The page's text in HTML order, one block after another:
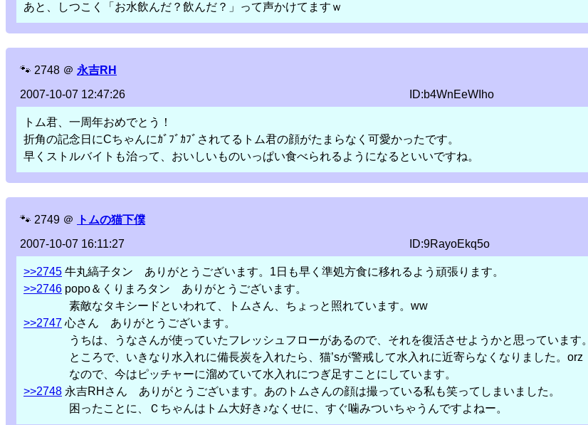
あと、しつこく「お水飲んだ？飲んだ？」って声かけてますｗ
🐾 2748 ＠ 永吉RH
2007-10-07 12:47:26
ID:b4WnEeWIho
トム君、一周年おめでとう！
折角の記念日にCちゃんにｶﾞﾌﾞｶﾌﾞされてるトム君の顔がたまらなく可愛かったです。
早くストルバイトも治って、おいしいものいっぱい食べられるようになるといいですね。
🐾 2749 ＠
トムの猫下僕
2007-10-07 16:11:27
ID:9RayoEkq5o
>>2745 牛丸縞子タン ありがとうございます。1日も早く準処方食に移れるよう頑張ります。
>>2746 popo＆くりまろタン ありがとうございます。
素敵なタキシードといわれて、トムさん、ちょっと照れています。ww
>>2747 心さん ありがとうございます。
うちは、うなさんが使っていたフレッシュフローがあるので、それを復活させようかと思っています。
ところで、いきなり水入れに備長炭を入れたら、猫’sが警戒して水入れに近寄らなくなりました。orz
なので、今はピッチャーに溜めていて水入れにつぎ足すことにしています。
>>2748 永吉RHさん ありがとうございます。あのトムさんの顔は撮っている私も笑ってしまいました。
困ったことに、Ｃちゃんはトム大好き♪なくせに、すぐ噛みついちゃうんですよねー。